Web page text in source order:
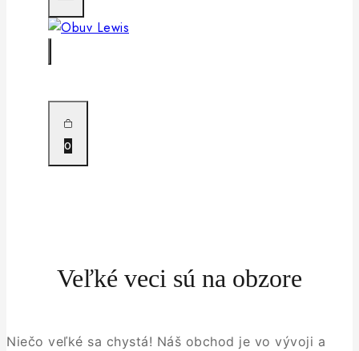
0
Veľké veci sú na obzore
Niečo veľké sa chystá! Náš obchod je vo vývoji a